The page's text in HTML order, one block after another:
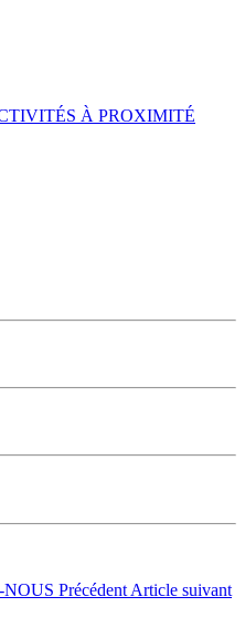
À PROXIMITÉ
NOUS Précédent Article suivant